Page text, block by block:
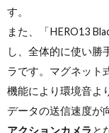
す。
また、「HERO13
し、全体的に使い勝
ラです。マグネット
機能により環境音よ
データの送信速度が